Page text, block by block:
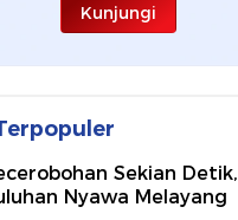
Kunjungi
Sekian Detik,
Nyawa Melayang